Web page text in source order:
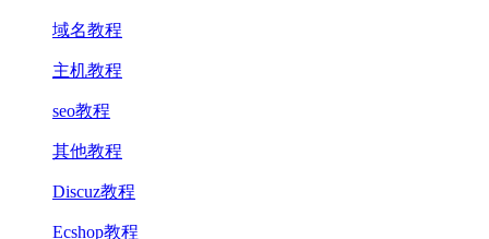
域名教程
主机教程
seo教程
其他教程
Discuz教程
Ecshop教程